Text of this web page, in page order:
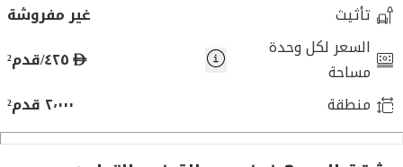
تأثيث
غير مفروشة
السعر لكل وحدة
مساحة
د
ه
م
٤٢٥/قدم²
منطقة
٢٬٠٠٠ قدم²